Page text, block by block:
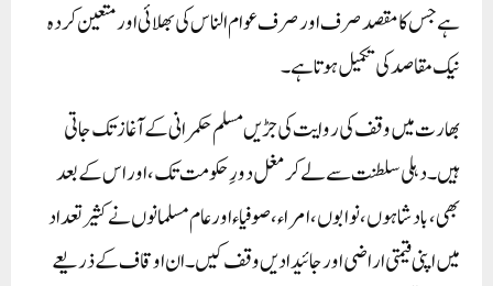
ہے جس کا مقصد صرف اور صرف عوام الناس کی بھلائی اور متعین کردہ
نیک مقاصد کی تکمیل ہوتا ہے۔
بھارت میں وقف کی روایت کی جڑیں مسلم حکمرانی کے آغاز تک جاتی
ہیں۔ دہلی سلطنت سے لے کر مغل دورِ حکومت تک، اور اس کے بعد
بھی، بادشاہوں، نوابوں، امراء، صوفیاء اور عام مسلمانوں نے کثیر تعداد
میں اپنی قیمتی اراضی اور جائیدادیں وقف کیں۔ ان اوقاف کے ذریعے